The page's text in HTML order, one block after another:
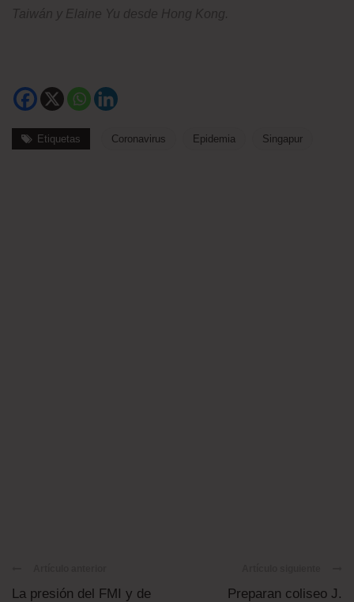
Taiwán y Elaine Yu desde Hong Kong.
Etiquetas Coronavirus Epidemia Singapur
La presión del FMI y de
Preparan coliseo J.